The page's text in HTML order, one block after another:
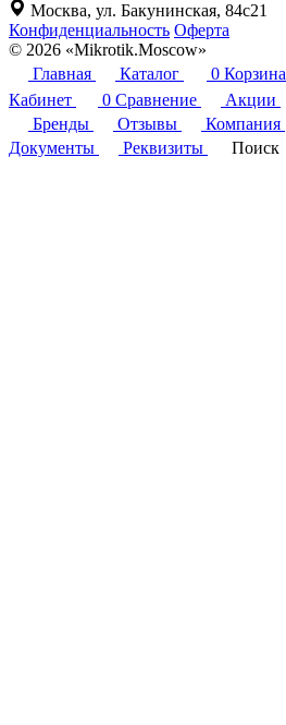
Москва, ул. Бакунинская, 84с21
Конфиденциальность Оферта
© 2026 «Mikrotik.Moscow»
Главная
Каталог 0 Корзина
Кабинет
0 Сравнение Акции
Бренды
Отзывы Компания
Документы
Реквизиты Поиск